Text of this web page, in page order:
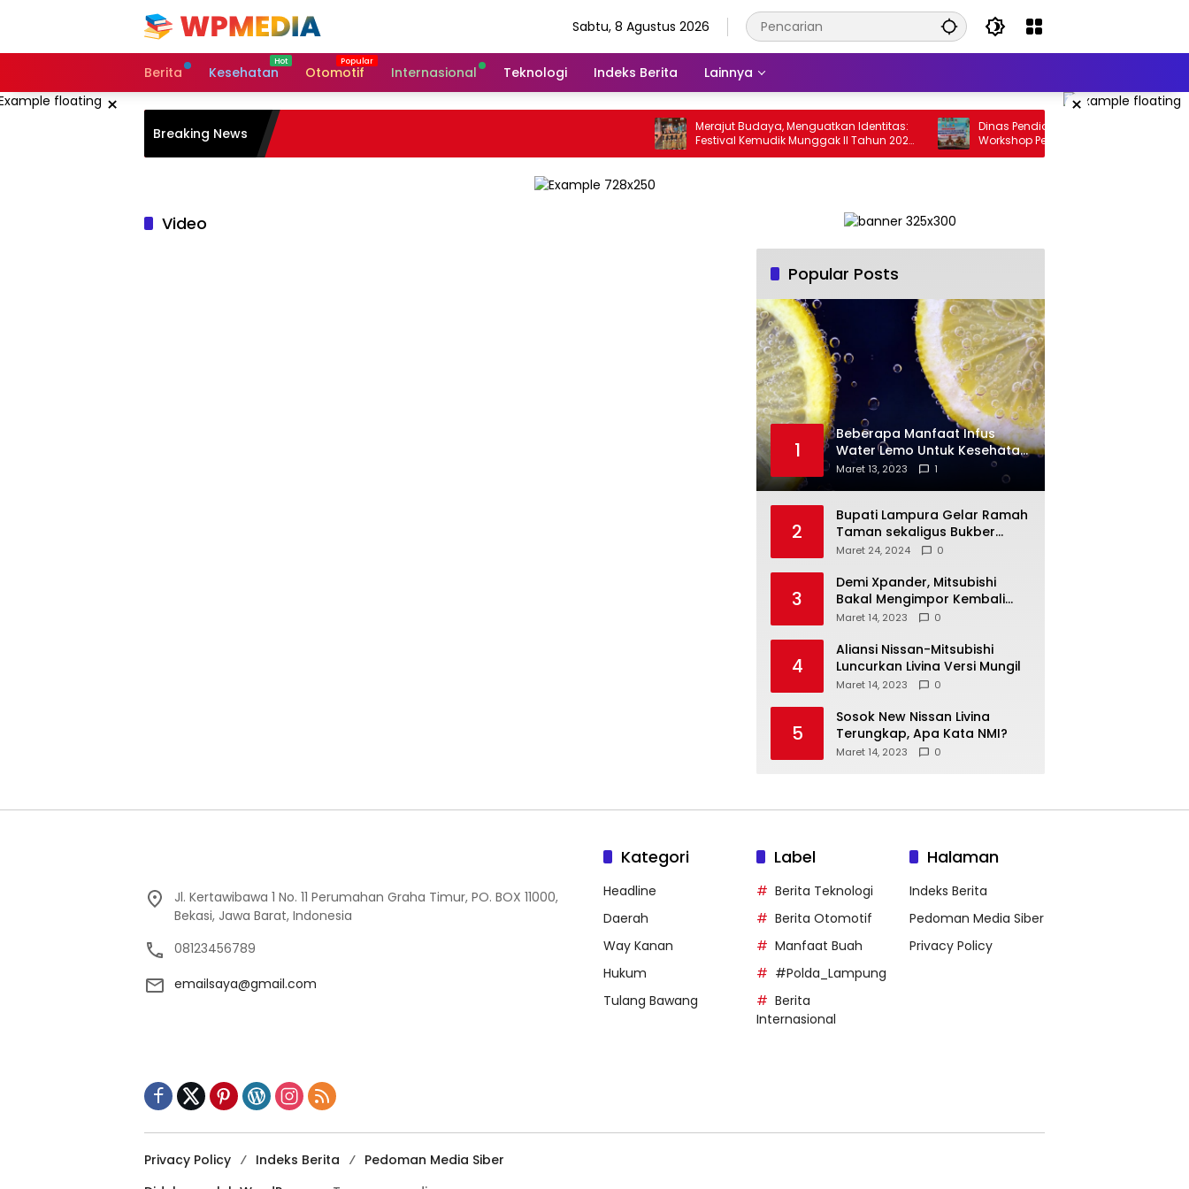
Sabtu, 8 Agustus 2026
Berita Kesehatan Otomotif Internasional Teknologi Indeks Berita Lainnya
× ×
Breaking News
Merajut Budaya, Menguatkan Identitas:
Festival Kemudik Munggak II Tahun 2025
Way Kanan
Dinas Pendidikan Way Kanan Gelar
Workshop Penyusunan Renstra Sekolah
Video
Popular Posts
1
Beberapa Manfaat Infus
Water Lemo Untuk Kesehatan
Anda
Maret 13, 2023 1
2
Bupati Lampura Gelar Ramah
Taman sekaligus Bukber
dengan Forkopimda
Maret 24, 2024 0
3
Demi Xpander, Mitsubishi
Bakal Mengimpor Kembali
Pajero Sport
Maret 14, 2023 0
4
Aliansi Nissan-Mitsubishi
Luncurkan Livina Versi Mungil
Maret 14, 2023 0
5
Sosok New Nissan Livina
Terungkap, Apa Kata NMI?
Maret 14, 2023 0
Jl. Kertawibawa 1 No. 11 Perumahan Graha Timur, PO. BOX 11000,
Bekasi, Jawa Barat, Indonesia
08123456789
emailsaya@gmail.com
Kategori
Headline
Daerah
Way Kanan
Hukum
Tulang Bawang
Label
Berita Teknologi
Berita Otomotif
Manfaat Buah
#Polda_Lampung
Berita
Internasional
Halaman
Indeks Berita
Pedoman Media Siber
Privacy Policy
Privacy Policy Indeks Berita
Pedoman Media Siber